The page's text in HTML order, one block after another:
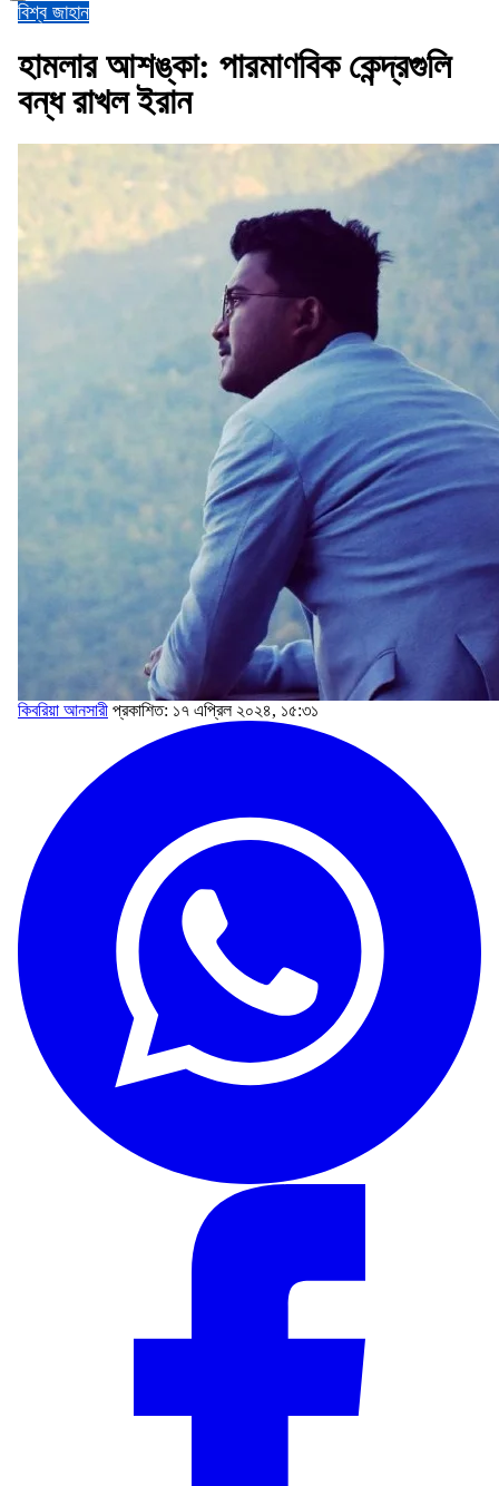
বিশ্ব জাহান
হামলার আশঙ্কা: পারমাণবিক কেন্দ্রগুলি
বন্ধ রাখল ইরান
কিবরিয়া আনসারী প্রকাশিত: ১৭ এপ্রিল ২০২৪, ১৫:৩১